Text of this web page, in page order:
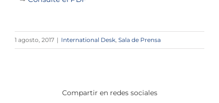
1 agosto, 2017 | International Desk, Sala de Prensa
Compartir en redes sociales